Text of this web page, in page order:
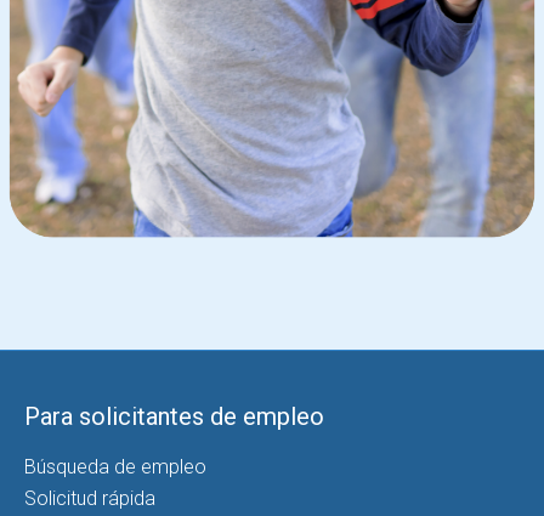
Para solicitantes de empleo
Búsqueda de empleo
Solicitud rápida